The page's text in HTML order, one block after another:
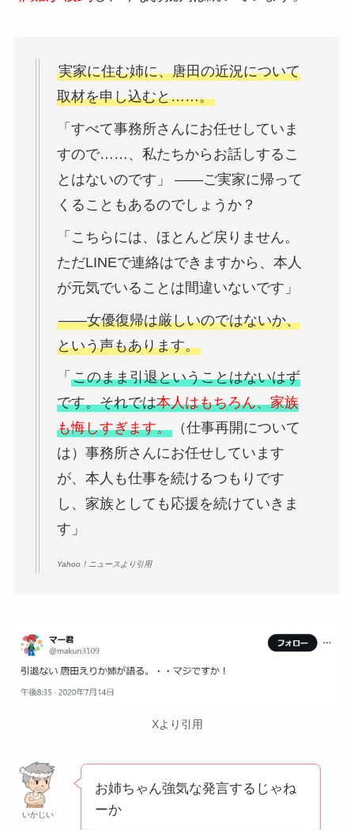
実家に住む姉に、唐田の近況について
取材を申し込むと……。
「すべて事務所さんにお任せしていま
すので……、私たちからお話しするこ
とはないのです」 ――ご実家に帰って
くることもあるのでしょうか？
「こちらには、ほとんど戻りません。
ただLINEで連絡はできますから、本人
が元気でいることは間違いないです」
――女優復帰は厳しいのではないか、
という声もあります。
「 このまま引退ということはないはず
です。それでは本人はもちろん、家族
も悔しすぎます。（仕事再開について
は）事務所さんにお任せしています
が、本人も仕事を続けるつもりです
し、家族としても応援を続けていきま
す」
Yahoo！ニュースより引用
Xより引用
いかじい
お姉ちゃん強気な発言するじゃね
ーか